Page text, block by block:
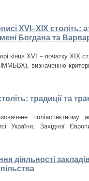
XVI–XIX століть:
Богдана та
кінця XVI – початку XIX
визначенню
традиції та
поліаспектному
України, Західної
діяльності